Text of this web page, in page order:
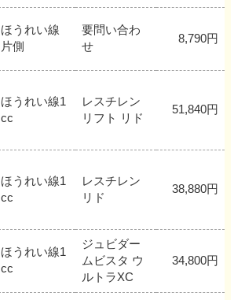
ほうれい線
片側
要問い合わ
せ
8,790円
ほうれい線1
cc
レスチレン
リフト リド
51,840円
ほうれい線1
cc
レスチレン
リド
38,880円
ほうれい線1
cc
ジュビダー
ムビスタ ウ
ルトラXC
34,800円